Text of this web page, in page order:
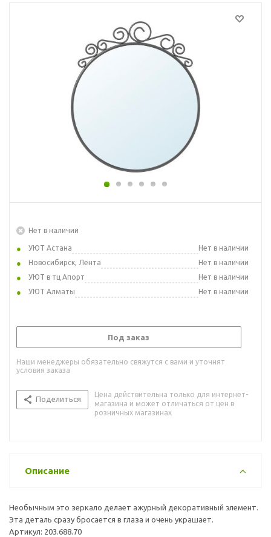
Нет в наличии
УЮТ Астана
Нет в наличии
Новосибирск, Лента
Нет в наличии
УЮТ в тц Апорт
Нет в наличии
УЮТ Алматы
Нет в наличии
Под заказ
Наши менеджеры обязательно свяжутся с вами и уточнят
условия заказа
Поделиться
Цена действительна только для интернет-
магазина и может отличаться от цен в
розничных магазинах
Описание
Необычным это зеркало делает ажурный декоративный элемент.
Эта деталь сразу бросается в глаза и очень украшает.
Артикул: 203.688.70